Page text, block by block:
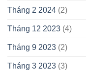
Tháng 2 2024 (2)
Tháng 12 2023 (4)
Tháng 9 2023 (2)
Tháng 3 2023 (3)